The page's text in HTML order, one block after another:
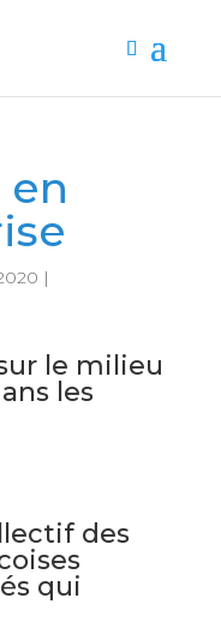
|
le milieu
les
des
qui